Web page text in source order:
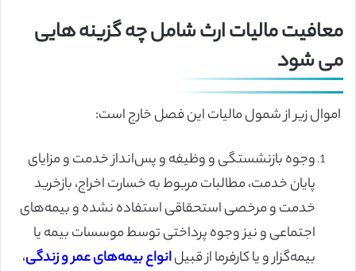
معافیت مالیات ارث شامل چه گزینه هایی
می شود
اموال زیر از شمول مالیات این فصل خارج است:
وجوه بازنشستگی و وظیفه و پس‌انداز خدمت و مزایای
پایان خدمت، مطالبات مربوط به خسارت اخراج، بازخرید
خدمت و مرخصی ‌استحقاقی استفاده نشده و بیمه‌های
اجتماعی و نیز وجوه پرداختی توسط موسسات بیمه یا
بیمه‌گزار و یا کارفرما از قبیل‌انواع بیمه‌های عمر و زندگی،